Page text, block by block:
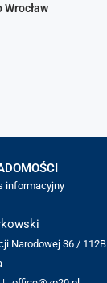
informacyjny
Narodowej 36 / 112B